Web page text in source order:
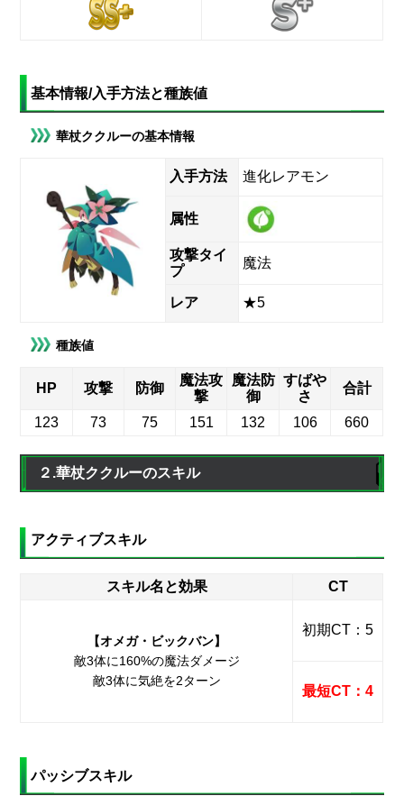
基本情報/入手方法と種族値
華杖ククルーの基本情報
入手方法 進化レアモン
属性
攻撃タイ
プ
魔法
レア ★5
種族値
HP 攻撃 防御
魔法攻
撃
魔法防
御
すばや
さ
合計
123 73 75 151 132 106 660
２.華杖ククルーのスキル
アクティブスキル
スキル名と効果 CT
【オメガ・ビックバン】
敵3体に160%の魔法ダメージ
敵3体に気絶を2ターン
初期CT：5
最短CT：4
パッシブスキル